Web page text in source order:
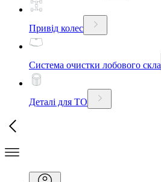
Привід колес
Система очистки лобового скла
Деталі для ТО